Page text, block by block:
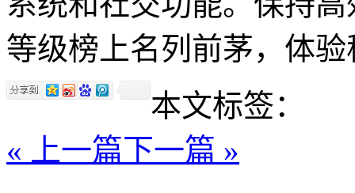
等级榜上名列前茅，体
本文标签：
« 上一篇下一篇 »